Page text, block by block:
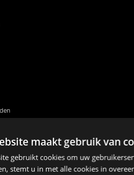
maakt gebruik van
gebruikt cookies om uw
stemt u in met alle cookies in